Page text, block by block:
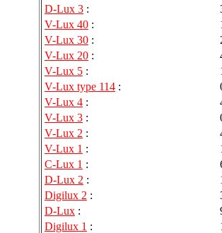
D-Lux 3 :
V-Lux 40 :
V-Lux 30 :
V-Lux 20 :
V-Lux 5 :
V-Lux type 114 :
V-Lux 4 :
V-Lux 3 :
V-Lux 2 :
V-Lux 1 :
C-Lux 1 :
D-Lux 2 :
Digilux 2 :
D-Lux :
Digilux 1 :